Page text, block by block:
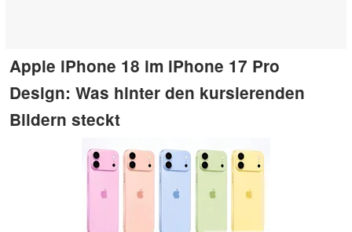
Apple iPhone 18 im iPhone 17 Pro
Design: Was hinter den kursierenden
Bildern steckt